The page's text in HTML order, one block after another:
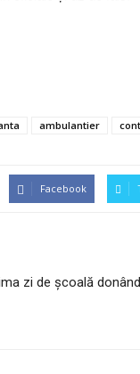
ambulantier
Facebook
zi de școală